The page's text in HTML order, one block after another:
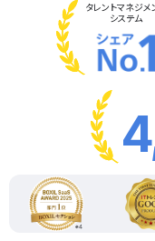
タレントマネジメ
システム